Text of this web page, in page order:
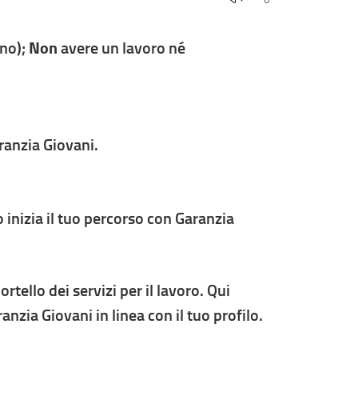
Nonavere un lavoro né
Giovani.
il tuo percorso con Garanzia
dei servizi per il lavoro. Qui
Giovani in linea con il tuo profilo.